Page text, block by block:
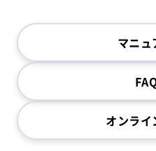
マニュ
オンライ